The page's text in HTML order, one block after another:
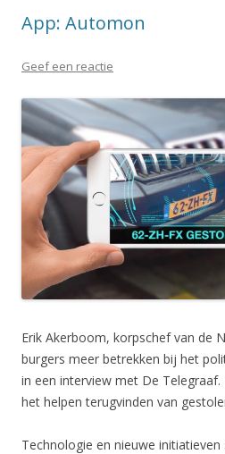
App: Automon
Geef een reactie
Erik Akerboom, korpschef van de
burgers meer betrekken bij het
in een interview met De
het helpen terugvinden van
Technologie en nieuwe